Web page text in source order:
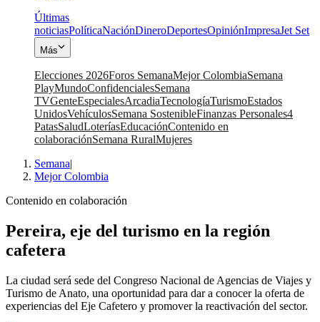
Últimas
noticiasPolíticaNaciónDineroDeportesOpiniónImpresaJet Set
Más
Elecciones 2026Foros SemanaMejor ColombiaSemana
PlayMundoConfidencialesSemana
TVGenteEspecialesArcadiaTecnologíaTurismoEstados
UnidosVehículosSemana SostenibleFinanzas Personales4
PatasSaludLoteríasEducaciónContenido en
colaboraciónSemana RuralMujeres
Semana|
Mejor Colombia
Contenido en colaboración
Pereira, eje del turismo en la región
cafetera
La ciudad será sede del Congreso Nacional de Agencias de Viajes y
Turismo de Anato, una oportunidad para dar a conocer la oferta de
experiencias del Eje Cafetero y promover la reactivación del sector.